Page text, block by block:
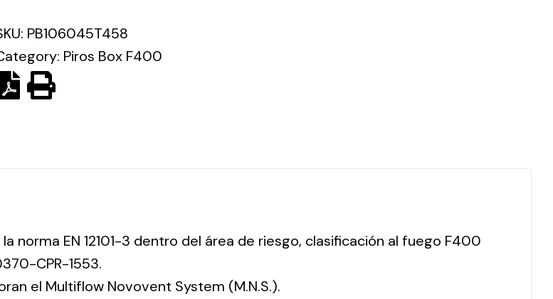
offer of
ventilation
products for
different uses
PB106045T458
Piros Box F400
norma EN 12101-3 dentro del área de riesgo, clasificación al fuego F400
CPR-1553.
el Multiflow Novovent System (M.N.S.).